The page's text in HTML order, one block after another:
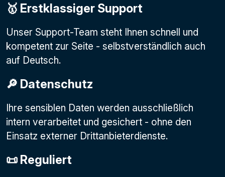
🥇 Erstklassiger Support
Unser Support-Team steht Ihnen schnell und
kompetent zur Seite - selbstverständlich auch
auf Deutsch.
🔎 Datenschutz
Ihre sensiblen Daten werden ausschließlich
intern verarbeitet und gesichert - ohne den
Einsatz externer Drittanbieterdienste.
📜 Reguliert